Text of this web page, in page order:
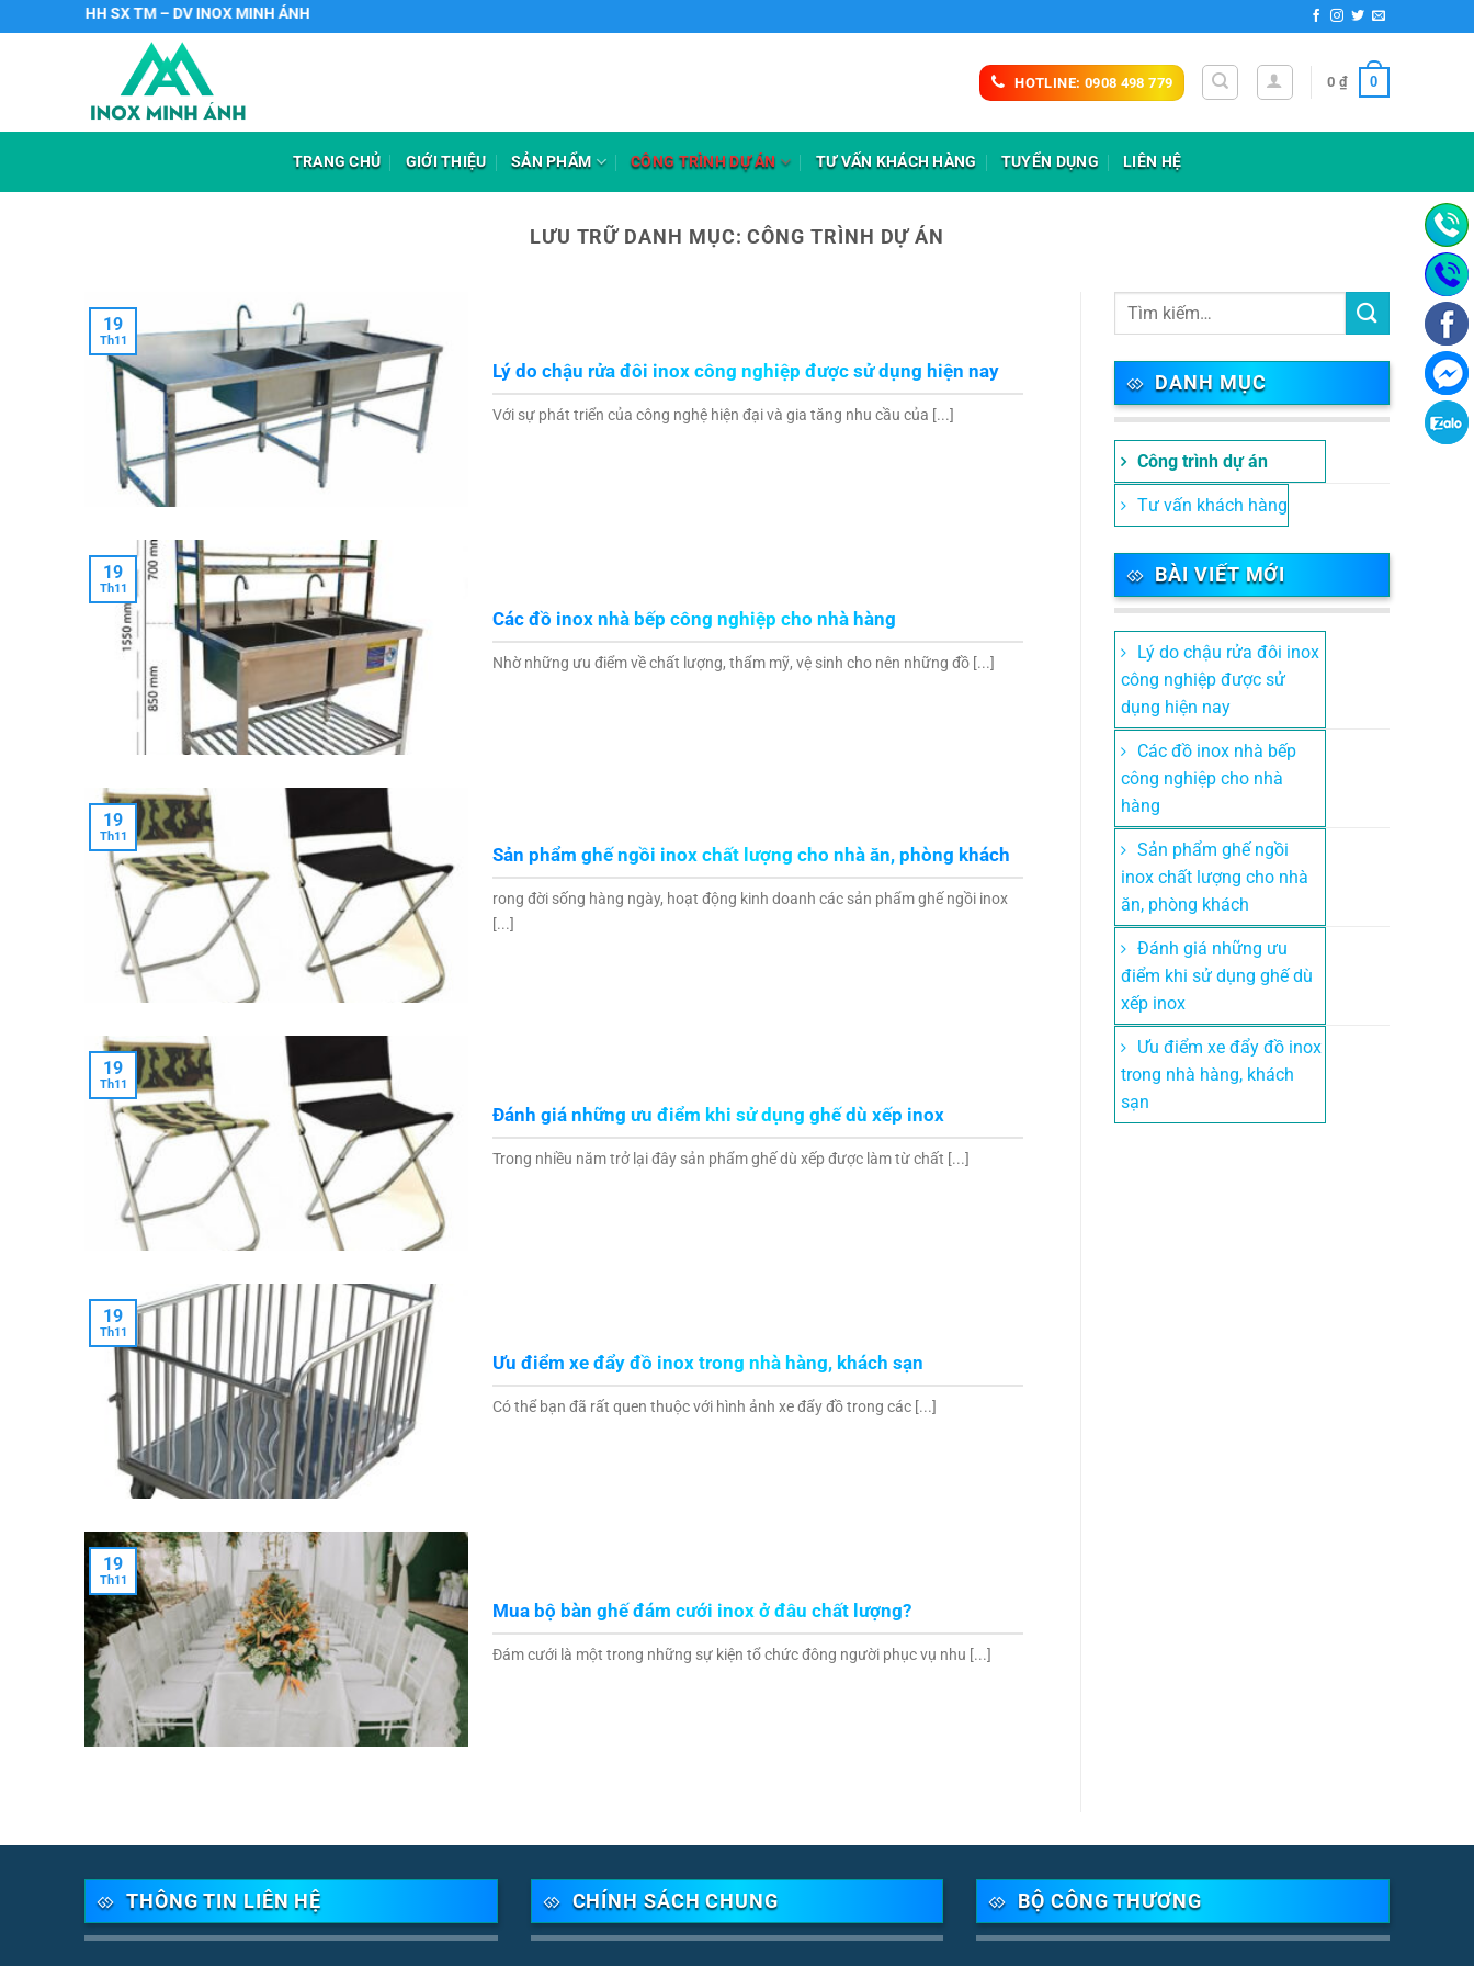
đến
TNHH SX TM – DV INOX MINH ÁNH
HOTLINE: 0908 498 779 0 ₫ 0
TRANG CHỦ GIỚI THIỆU SẢN PHẨM CÔNG TRÌNH DỰ ÁN TƯ VẤN KHÁCH HÀNG TUYỂN DỤNG LIÊN HỆ
LƯU TRỮ DANH MỤC:CÔNG TRÌNH DỰ ÁN
Lý do chậu rửa đôi inox công nghiệp được sử dụng hiện nay
Với sự phát triển của công nghệ hiện đại và gia tăng nhu cầu của [...]
19
Th11
Các đồ inox nhà bếp công nghiệp cho nhà hàng
Nhờ những ưu điểm về chất lượng, thẩm mỹ, vệ sinh cho nên những đồ [...]
19
Th11
Sản phẩm ghế ngồi inox chất lượng cho nhà ăn, phòng khách
rong đời sống hàng ngày, hoạt động kinh doanh các sản phẩm ghế ngồi inox
[...]
19
Th11
Đánh giá những ưu điểm khi sử dụng ghế dù xếp inox
Trong nhiều năm trở lại đây sản phẩm ghế dù xếp được làm từ chất [...]
19
Th11
Ưu điểm xe đẩy đồ inox trong nhà hàng, khách sạn
Có thể bạn đã rất quen thuộc với hình ảnh xe đẩy đồ trong các [...]
19
Th11
Mua bộ bàn ghế đám cưới inox ở đâu chất lượng?
Đám cưới là một trong những sự kiện tổ chức đông người phục vụ nhu [...]
19
Th11
DANH MỤC
Công trình dự án
Tư vấn khách hàng
BÀI VIẾT MỚI
Lý do chậu rửa đôi inox
công nghiệp được sử
dụng hiện nay
Các đồ inox nhà bếp
công nghiệp cho nhà
hàng
Sản phẩm ghế ngồi
inox chất lượng cho nhà
ăn, phòng khách
Đánh giá những ưu
điểm khi sử dụng ghế dù
xếp inox
Ưu điểm xe đẩy đồ inox
trong nhà hàng, khách
sạn
THÔNG TIN LIÊN HỆ CHÍNH SÁCH CHUNG BỘ CÔNG THƯƠNG